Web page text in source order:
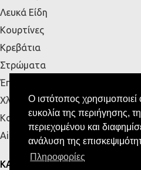
Ο ιστότοπος χρησιμοποιεί
ευκολία της περιήγησης,
περιεχομένου και
ανάλυση της
Πληροφορίες
Λευκά Είδη
Κουρτίνες
Κρεβάτια
Στρώματα
Έπιπλα Εξωτερικού Χώρου
Χλοοτάπητες
Κουζίνα
Airbnb
ΚΑΤΑΣΤΗΜΑΤΑ